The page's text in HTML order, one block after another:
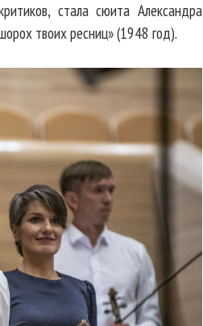
стала сюита Александра
твоих ресниц» (1948 год).